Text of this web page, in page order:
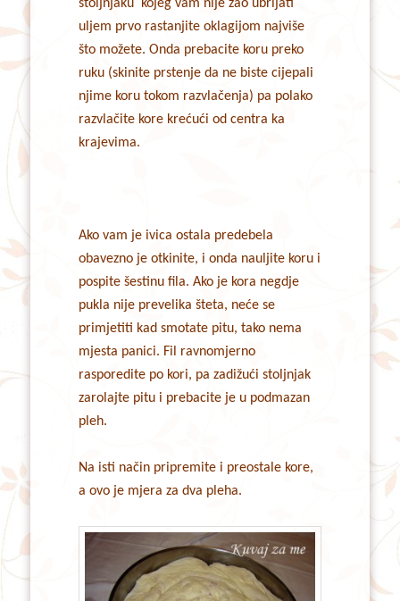
stoljnjaku kojeg vam nije žao ubrljati
uljem prvo rastanjite oklagijom najviše
što možete. Onda prebacite koru preko
ruku (skinite prstenje da ne biste cijepali
njime koru tokom razvlačenja) pa polako
razvlačite kore krećući od centra ka
krajevima.
Ako vam je ivica ostala predebela
obavezno je otkinite, i onda nauljite koru i
pospite šestinu fila. Ako je kora negdje
pukla nije prevelika šteta, neće se
primjetiti kad smotate pitu, tako nema
mjesta panici. Fil ravnomjerno
rasporedite po kori, pa zadižući stoljnjak
zarolajte pitu i prebacite je u podmazan
pleh.
Na isti način pripremite i preostale kore,
a ovo je mjera za dva pleha.